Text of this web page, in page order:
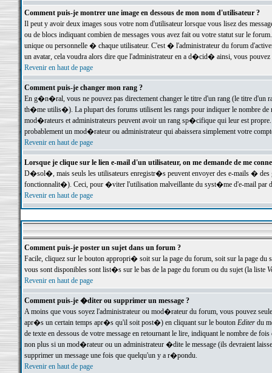
Comment puis-je montrer une image en dessous de mon nom d'utilisateur ?
Il peut y avoir deux images sous votre nom d'utilisateur lorsque vous lisez des
ou de blocs indiquant combien de messages vous avez fait ou votre statut sur le
unique ou personnelle � chaque utilisateur. C'est � l'administrateur du forum
un avatar, cela voudra alors dire que l'administrateur en a d�cid� ainsi, vous
Revenir en haut de page
Comment puis-je changer mon rang ?
En g�n�ral, vous ne pouvez pas directement changer le titre d'un rang (le titre d'un
th�me utilis�). La plupart des forums utilisent les rangs pour indiquer le nombre de
mod�rateurs et administrateurs peuvent avoir un rang sp�cifique qui leur est
probablement un mod�rateur ou administrateur qui abaissera simplement votre
Revenir en haut de page
Lorsque je clique sur le lien e-mail d'un utilisateur, on me demande de me
D�sol�, mais seuls les utilisateurs enregistr�s peuvent envoyer des e-mails �
fonctionnalit�). Ceci, pour �viter l'utilisation malveillante du syst�me d'e-mail par
Revenir en haut de page
Comment puis-je poster un sujet dans un forum ?
Facile, cliquez sur le bouton appropri� soit sur la page du forum, soit sur la page du
vous sont disponibles sont list�s sur le bas de la page du forum ou du sujet (la liste
Revenir en haut de page
Comment puis-je �diter ou supprimer un message ?
A moins que vous soyez l'administrateur ou mod�rateur du forum, vous pouvez
apr�s un certain temps apr�s qu'il soit post�) en cliquant sur le bouton Editerdu
de texte en dessous de votre message en retournant le lire, indiquant le nombre
non plus si un mod�rateur ou un administrateur �dite le message (ils devraient
supprimer un message une fois que quelqu'un y a r�pondu.
Revenir en haut de page